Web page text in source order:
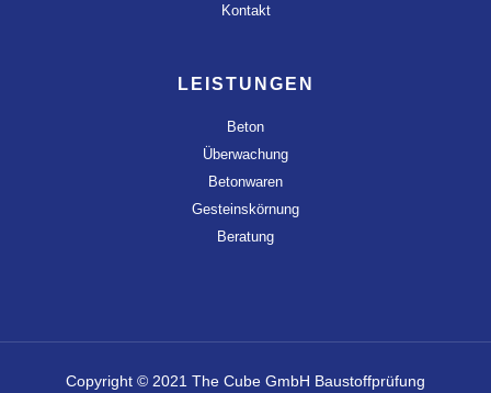
Kontakt
LEISTUNGEN
Beton
Überwachung
Betonwaren
Gesteinskörnung
Beratung
Copyright © 2021 The Cube GmbH Baustoffprüfung